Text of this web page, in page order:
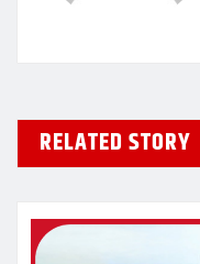
RELATED STORY